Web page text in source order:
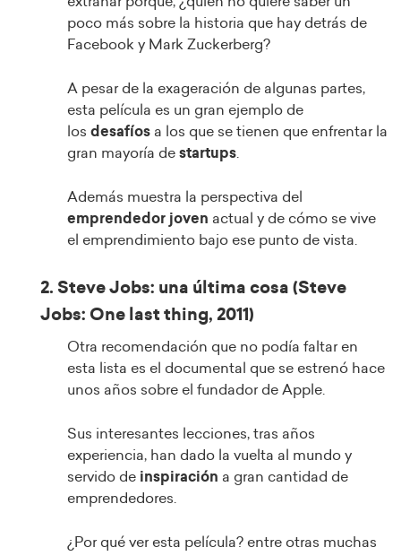
poco más sobre la historia que hay detrás de
Facebook y Mark Zuckerberg?
A pesar de la exageración de algunas partes,
esta película es un gran ejemplo de
los desafíos a los que se tienen que enfrentar la
gran mayoría de startups.
Además muestra la perspectiva del
emprendedor joven actual y de cómo se vive
el emprendimiento bajo ese punto de vista.
2. Steve Jobs: una última cosa (Steve
Jobs: One last thing, 2011)
Otra recomendación que no podía faltar en
esta lista es el documental que se estrenó hace
unos años sobre el fundador de Apple.
Sus interesantes lecciones, tras años
experiencia, han dado la vuelta al mundo y
servido de inspiración a gran cantidad de
emprendedores.
¿Por qué ver esta película? entre otras muchas